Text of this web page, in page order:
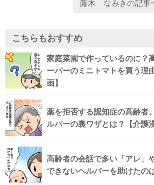
藤木 なみきの記事
こちらもおすすめ
家庭菜園で作っているのに？
ーパーのミニトマトを買う理
画】
薬を拒否する認知症の高齢者
ルパーの裏ワザとは？【介護
高齢者の会話で多い「アレ」
できないヘルパーを助けたの